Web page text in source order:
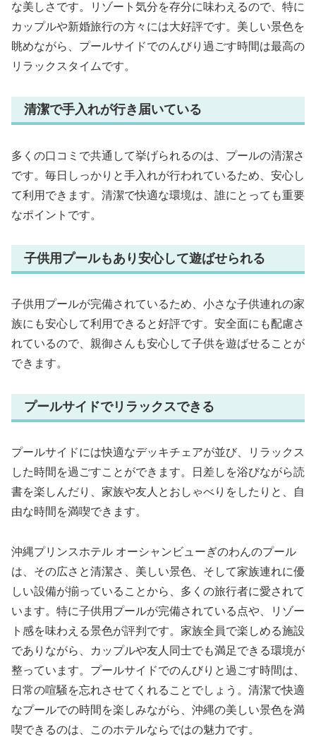
な美しさです。リゾート気分を存分に味わえるので、特に
カップルや新婚旅行の方々には大好評です。美しい景色を
眺めながら、プールサイドでのんびり過ごす時間は最高の
リラックスタイムです。
清潔で手入れが行き届いている
多くの口コミで共通して挙げられるのは、プールの清潔さ
です。毎日しっかりと手入れが行われているため、安心し
て利用できます。清潔で快適な環境は、誰にとっても重要
なポイントです。
子供用プールもあり安心して遊ばせられる
子供用プールが完備されているため、小さな子供連れの家
族にも安心して利用できると好評です。安全面にも配慮さ
れているので、親御さんも安心して子供を遊ばせることが
できます。
プールサイドでリラックスできる
プールサイドには快適なデッキチェアが並び、リラックス
した時間を過ごすことができます。日差しを浴びながら読
書を楽しんだり、家族や友人とおしゃべりをしたりと、自
由な時間を満喫できます。
沖縄プリンスホテル オーシャンビューぎのわんのプール
は、その広さと清潔さ、美しい景色、そして家族連れに優
しい設備が揃っていることから、多くの旅行者に愛されて
います。特に子供用プールが完備されている点や、リゾー
ト感を味わえる景色が評判です。家族全員で楽しめる施設
でありながら、カップルや友人同士でも満足できる環境が
整っています。プールサイドでのんびりと過ごす時間は、
日常の喧騒を忘れさせてくれることでしょう。清潔で快適
なプールでの時間を楽しみながら、沖縄の美しい景色を満
喫できるのは、このホテルならではの魅力です。